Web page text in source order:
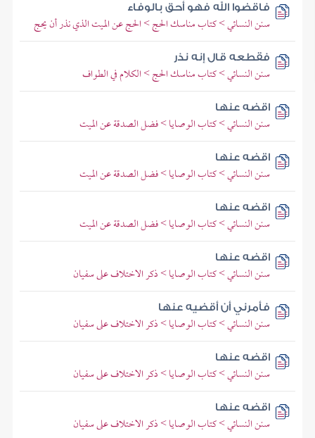
فاقضوا الله فهو أحق بالوفاء
سنن النسائي > كتاب مناسك الحج > الحج عن الميت الذي نذر أن يحج
فقطعه قال إنه نذر
سنن النسائي > كتاب مناسك الحج > الكلام في الطواف
اقضه عنها
سنن النسائي > كتاب الوصايا > فضل الصدقة عن الميت
اقضه عنها
سنن النسائي > كتاب الوصايا > فضل الصدقة عن الميت
اقضه عنها
سنن النسائي > كتاب الوصايا > فضل الصدقة عن الميت
اقضه عنها
سنن النسائي > كتاب الوصايا > ذكر الاختلاف على سفيان
فأمرني أن أقضيه عنها
سنن النسائي > كتاب الوصايا > ذكر الاختلاف على سفيان
اقضه عنها
سنن النسائي > كتاب الوصايا > ذكر الاختلاف على سفيان
اقضه عنها
سنن النسائي > كتاب الوصايا > ذكر الاختلاف على سفيان